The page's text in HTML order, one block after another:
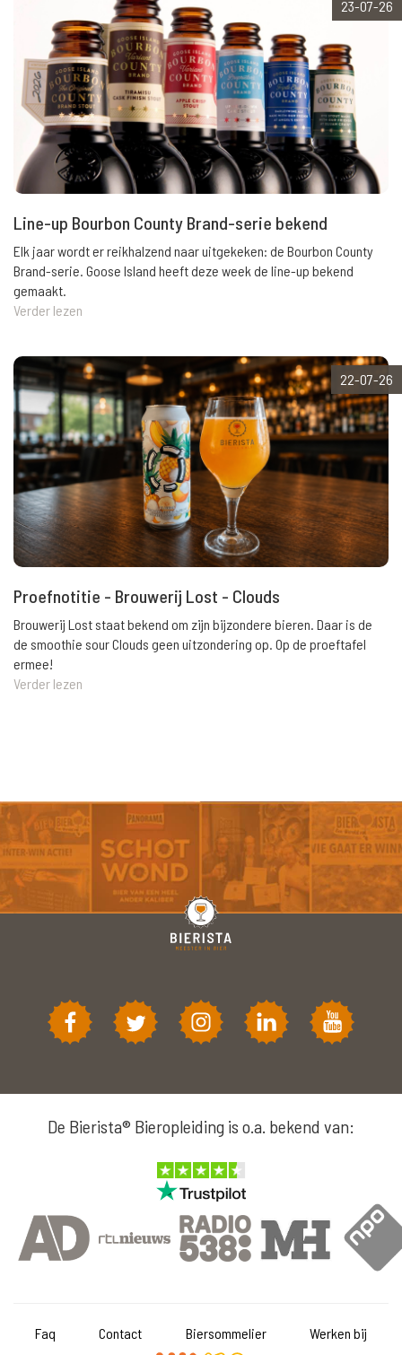
23-07-26
Line-up Bourbon County Brand-serie bekend
Elk jaar wordt er reikhalzend naar uitgekeken: de Bourbon County
Brand-serie. Goose Island heeft deze week de line-up bekend
gemaakt.
Verder lezen
22-07-26
Proefnotitie - Brouwerij Lost - Clouds
Brouwerij Lost staat bekend om zijn bijzondere bieren. Daar is de
de smoothie sour Clouds geen uitzondering op. Op de proeftafel
ermee!
Verder lezen
De Bierista® Bieropleiding is o.a. bekend van:
Faq Contact Biersommelier Werken bij